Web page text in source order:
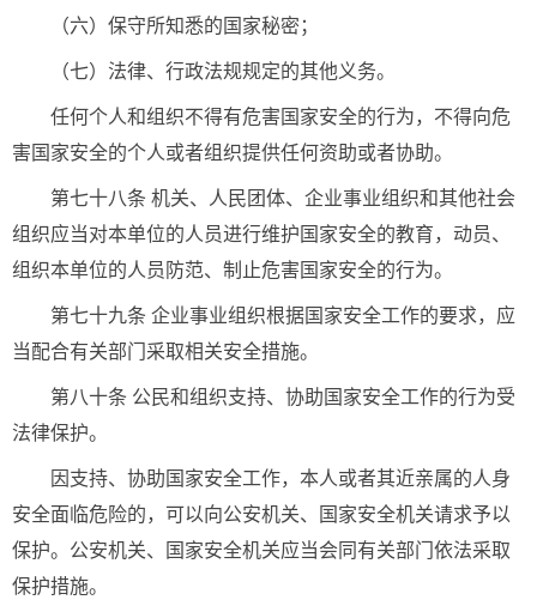
（六）保守所知悉的国家秘密；
（七）法律、行政法规规定的其他义务。
任何个人和组织不得有危害国家安全的行为，不得向危
害国家安全的个人或者组织提供任何资助或者协助。
第七十八条 机关、人民团体、企业事业组织和其他社会
组织应当对本单位的人员进行维护国家安全的教育，动员、
组织本单位的人员防范、制止危害国家安全的行为。
第七十九条 企业事业组织根据国家安全工作的要求，应
当配合有关部门采取相关安全措施。
第八十条 公民和组织支持、协助国家安全工作的行为受
法律保护。
因支持、协助国家安全工作，本人或者其近亲属的人身
安全面临危险的，可以向公安机关、国家安全机关请求予以
保护。公安机关、国家安全机关应当会同有关部门依法采取
保护措施。